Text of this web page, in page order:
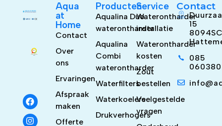
Aqua
at
Home
Contact
Over
ons
Ervaringen
Afspraak
maken
Offerte
Producten
Aqualina Duo
waterontharder
Aqualina
Combi
waterontharder
Waterfilters
Waterkoelers
Drukverhogers
Service
Waterontharder
installatie
Waterontharder
kosten
Zout
bestellen
Veelgestelde
vragen
Contact
15
085